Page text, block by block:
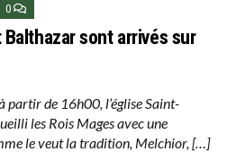
0
sont arrivés sur
de 16h00, l’église Saint-
les Rois Mages avec une
le veut la tradition, Melchior, […]